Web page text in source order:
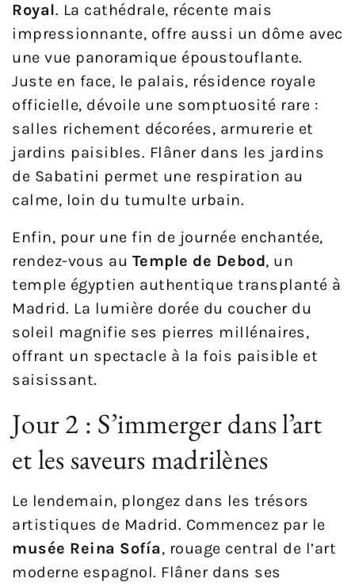
Royal. La cathédrale, récente mais
impressionnante, offre aussi un dôme avec
une vue panoramique époustouflante.
Juste en face, le palais, résidence royale
officielle, dévoile une somptuosité rare :
salles richement décorées, armurerie et
jardins paisibles. Flâner dans les jardins
de Sabatini permet une respiration au
calme, loin du tumulte urbain.
Enfin, pour une fin de journée enchantée,
rendez-vous au Temple de Debod, un
temple égyptien authentique transplanté à
Madrid. La lumière dorée du coucher du
soleil magnifie ses pierres millénaires,
offrant un spectacle à la fois paisible et
saisissant.
Jour 2 : S’immerger dans l’art
et les saveurs madrilènes
Le lendemain, plongez dans les trésors
artistiques de Madrid. Commencez par le
musée Reina Sofía, rouage central de l’art
moderne espagnol. Flâner dans ses